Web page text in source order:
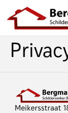
Meikersstraat